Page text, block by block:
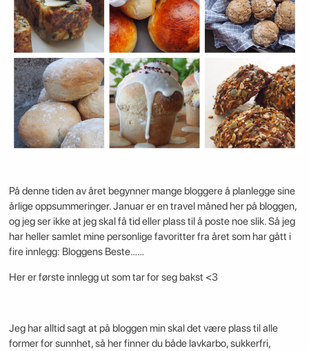
På denne tiden av året begynner mange bloggere å planlegge sine
årlige oppsummeringer. Januar er en travel måned her på bloggen,
og jeg ser ikke at jeg skal få tid eller plass til å poste noe slik. Så jeg
har heller samlet mine personlige favoritter fra året som har gått i
fire innlegg: Bloggens Beste……
Her er første innlegg ut som tar for seg bakst <3
Jeg har alltid sagt at på bloggen min skal det være plass til alle
former for sunnhet, så her finner du både lavkarbo, sukkerfri,